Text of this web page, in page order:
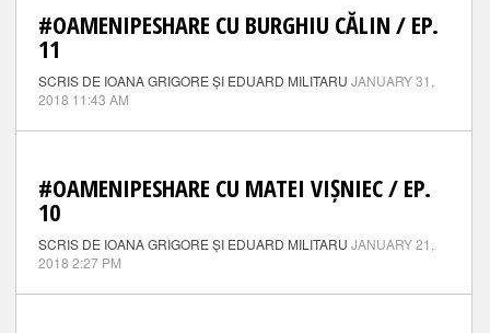
#OAMENIPESHARE CU BURGHIU CĂLIN / EP.
11
SCRIS DE IOANA GRIGORE ȘI EDUARD MILITARU JANUARY 31,
2018 11:43 AM
#OAMENIPESHARE CU MATEI VIȘNIEC / EP.
10
SCRIS DE IOANA GRIGORE ȘI EDUARD MILITARU JANUARY 21,
2018 2:27 PM